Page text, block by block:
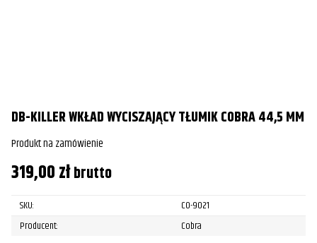
DB-KILLER WKŁAD WYCISZAJĄCY TŁUMIK COBRA 44,5 MM
Produkt na zamówienie
319,00złbrutto
SKU:
CO-9021
Producent:
Cobra